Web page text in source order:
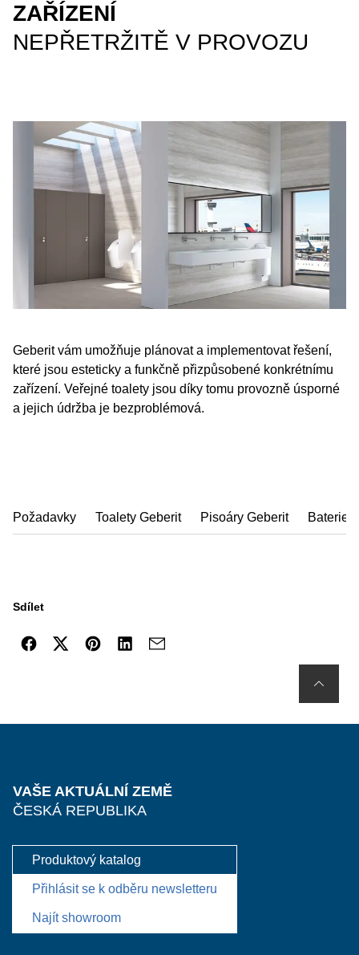
ZAŘÍZENÍ
NEPŘETRŽITĚ V PROVOZU
Geberit vám umožňuje plánovat a implementovat řešení,
které jsou esteticky a funkčně přizpůsobené konkrétnímu
zařízení. Veřejné toalety jsou díky tomu provozně úsporné
a jejich údržba je bezproblémová.
Požadavky Toalety Geberit Pisoáry Geberit Baterie
Sdílet
VAŠE AKTUÁLNÍ ZEMĚ
ČESKÁ REPUBLIKA
Produktový katalog
Přihlásit se k odběru newsletteru
Najít showroom